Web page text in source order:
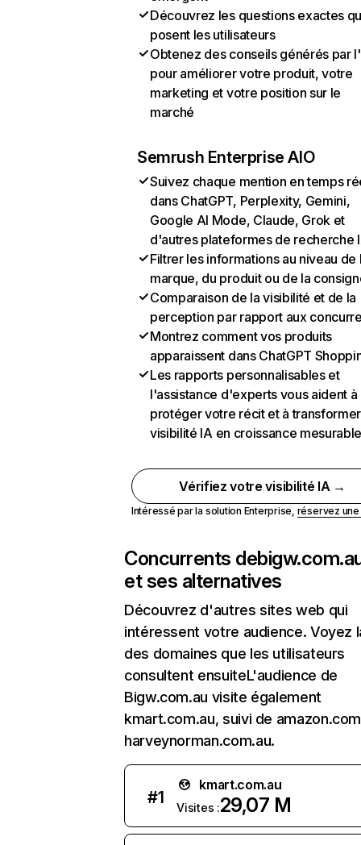
Découvrez les questions exactes
posent les utilisateurs
Obtenez des conseils générés par
pour améliorer votre produit, votre
marketing et votre position sur le
marché
Semrush Enterprise AIO
Suivez chaque mention en temps
dans ChatGPT, Perplexity, Gemini,
Google AI Mode, Claude, Grok et
d'autres plateformes de recherche
Filtrer les informations au niveau de
marque, du produit ou de la
Comparaison de la visibilité et de la
perception par rapport aux
Montrez comment vos produits
apparaissent dans ChatGPT
Les rapports personnalisables et
l'assistance d'experts vous aident à
protéger votre récit et à
visibilité IA en croissance
Vérifiez votre visibilité IA →
Intéressé par la solution Enterprise, réservez
Concurrents de
et ses alternatives
Découvrez d'autres sites web qui
intéressent votre audience. Voyez
des domaines que les utilisateurs
consultent ensuiteL'audience de
Bigw.com.au visite également
kmart.com.au, suivi de
harveynorman.com.au.
#1
kmart.com.au
Visites :29,07 M